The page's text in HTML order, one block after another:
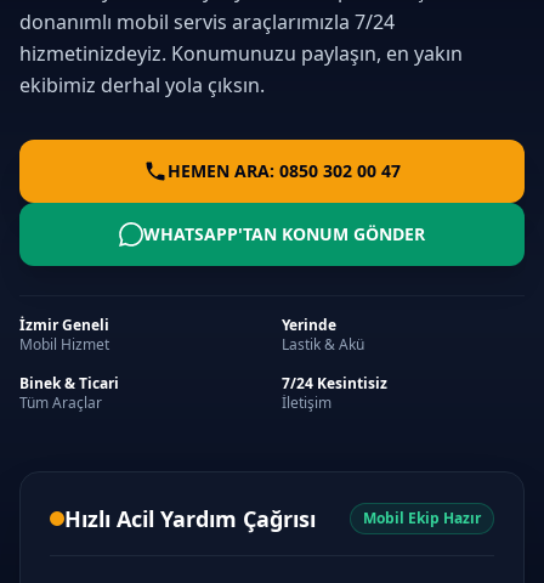
donanımlı mobil servis araçlarımızla 7/24
hizmetinizdeyiz. Konumunuzu paylaşın, en yakın
ekibimiz derhal yola çıksın.
HEMEN ARA: 0850 302 00 47
WHATSAPP'TAN KONUM GÖNDER
İzmir Geneli
Mobil Hizmet
Yerinde
Lastik & Akü
Binek & Ticari
Tüm Araçlar
7/24 Kesintisiz
İletişim
Hızlı Acil Yardım Çağrısı Mobil Ekip Hazır